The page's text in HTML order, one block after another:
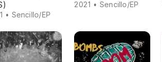
• Sencillo/EP
2021 • Sencillo/EP